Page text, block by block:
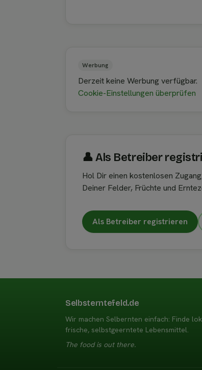
Werbung
Derzeit keine Werbung verfügbar.
Cookie-Einstellungen überprüfen
👤︎ Als Betreiber
Hol Dir einen kostenlosen
Deiner Felder, Früchte und
Als Betreiber registrieren
Selbsterntefeld.de
Wir machen Selbernten einfach: Finde
frische, selbstgeerntete Lebensmittel.
The food is out there.